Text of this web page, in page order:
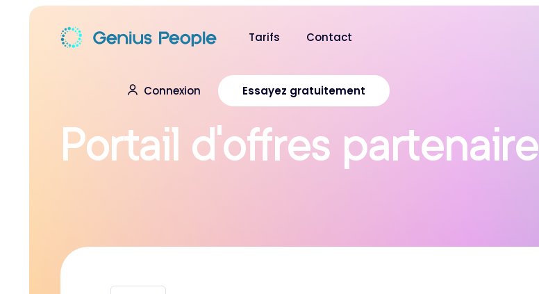
Tarifs Contact
Connexion Essayez gratuitement
Portail d’offres partenaire